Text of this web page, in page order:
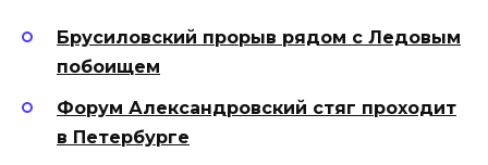
Брусиловский прорыв рядом с Ледовым
побоищем
Форум Александровский стяг проходит
в Петербурге